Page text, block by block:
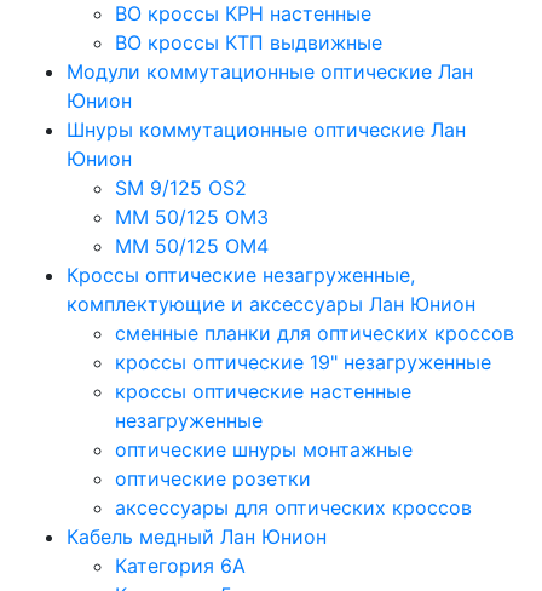
ВО кроссы КРН настенные
ВО кроссы КТП выдвижные
Модули коммутационные оптические Лан
Юнион
Шнуры коммутационные оптические Лан
Юнион
SM 9/125 OS2
MM 50/125 OM3
MM 50/125 OM4
Кроссы оптические незагруженные,
комплектующие и аксессуары Лан Юнион
сменные планки для оптических кроссов
кроссы оптические 19" незагруженные
кроссы оптические настенные
незагруженные
оптические шнуры монтажные
оптические розетки
аксессуары для оптических кроссов
Кабель медный Лан Юнион
Категория 6A